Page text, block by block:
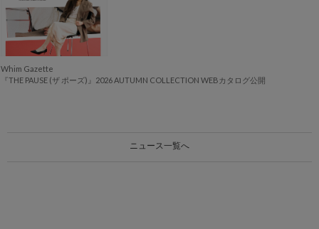
Whim Gazette
『THE PAUSE (ザ ポーズ)』2026 AUTUMN COLLECTION WEBカタログ公開
ニュース一覧へ